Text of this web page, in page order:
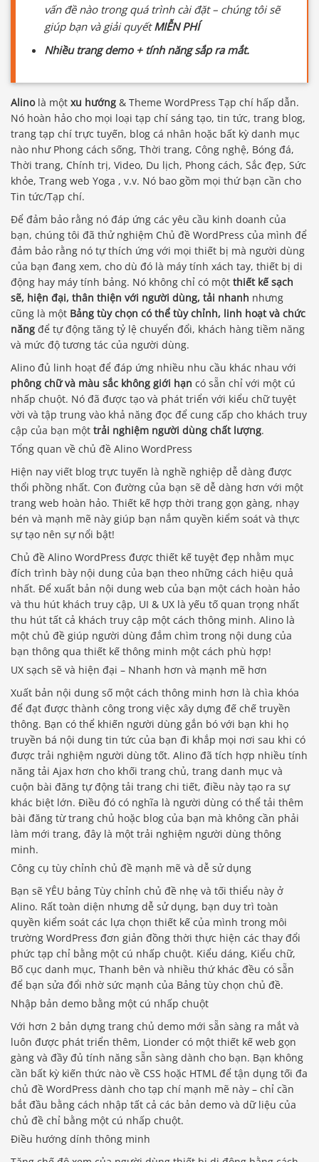
vấn đề nào trong quá trình cài đặt – chúng tôi sẽ
giúp bạn và giải quyếtMIỄN PHÍ
Nhiều trang demo + tính năng sắp ra mắt.
Alinolà một xu hướng & Theme WordPress Tạp chí hấp dẫn.
Nó hoàn hảo cho mọi loại tạp chí sáng tạo, tin tức, trang blog,
trang tạp chí trực tuyến, blog cá nhân hoặc bất kỳ danh mục
nào như Phong cách sống, Thời trang, Công nghệ, Bóng đá,
Thời trang, Chính trị, Video, Du lịch, Phong cách, Sắc đẹp, Sức
khỏe, Trang web Yoga , v.v. Nó bao gồm mọi thứ bạn cần cho
Tin tức/Tạp chí.
Để đảm bảo rằng nó đáp ứng các yêu cầu kinh doanh của
bạn, chúng tôi đã thử nghiệm Chủ đề WordPress của mình để
đảm bảo rằng nó tự thích ứng với mọi thiết bị mà người dùng
của bạn đang xem, cho dù đó là máy tính xách tay, thiết bị di
động hay máy tính bảng. Nó không chỉ có một thiết kế sạch
sẽ, hiện đại, thân thiện với người dùng, tải nhanh nhưng
cũng là một Bảng tùy chọn có thể tùy chỉnh, linh hoạt và chức
năng để tự động tăng tỷ lệ chuyển đổi, khách hàng tiềm năng
và mức độ tương tác của người dùng.
Alino đủ linh hoạt để đáp ứng nhiều nhu cầu khác nhau với
phông chữ và màu sắc không giới hạn có sẵn chỉ với một cú
nhấp chuột. Nó đã được tạo và phát triển với kiểu chữ tuyệt
vời và tập trung vào khả năng đọc để cung cấp cho khách truy
cập của bạn một trải nghiệm người dùng chất lượng.
Tổng quan về chủ đề Alino WordPress
Hiện nay viết blog trực tuyến là nghề nghiệp dễ dàng được
thổi phồng nhất. Con đường của bạn sẽ dễ dàng hơn với một
trang web hoàn hảo. Thiết kế hợp thời trang gọn gàng, nhạy
bén và mạnh mẽ này giúp bạn nắm quyền kiểm soát và thực
sự tạo nên sự nổi bật!
Chủ đề Alino WordPress được thiết kế tuyệt đẹp nhằm mục
đích trình bày nội dung của bạn theo những cách hiệu quả
nhất. Để xuất bản nội dung web của bạn một cách hoàn hảo
và thu hút khách truy cập, UI & UX là yếu tố quan trọng nhất
thu hút tất cả khách truy cập một cách thông minh. Alino là
một chủ đề giúp người dùng đắm chìm trong nội dung của
bạn thông qua thiết kế thông minh một cách phù hợp!
UX sạch sẽ và hiện đại – Nhanh hơn và mạnh mẽ hơn
Xuất bản nội dung số một cách thông minh hơn là chìa khóa
để đạt được thành công trong việc xây dựng đế chế truyền
thông. Bạn có thể khiến người dùng gắn bó với bạn khi họ
truyền bá nội dung tin tức của bạn đi khắp mọi nơi sau khi có
được trải nghiệm người dùng tốt. Alino đã tích hợp nhiều tính
năng tải Ajax hơn cho khối trang chủ, trang danh mục và
cuộn bài đăng tự động tải trang chi tiết, điều này tạo ra sự
khác biệt lớn. Điều đó có nghĩa là người dùng có thể tải thêm
bài đăng từ trang chủ hoặc blog của bạn mà không cần phải
làm mới trang, đây là một trải nghiệm người dùng thông
minh.
Công cụ tùy chỉnh chủ đề mạnh mẽ và dễ sử dụng
Bạn sẽ YÊU bảng Tùy chỉnh chủ đề nhẹ và tối thiểu này ở
Alino. Rất toàn diện nhưng dễ sử dụng, bạn duy trì toàn
quyền kiểm soát các lựa chọn thiết kế của mình trong môi
trường WordPress đơn giản đồng thời thực hiện các thay đổi
phức tạp chỉ bằng một cú nhấp chuột. Kiểu dáng, Kiểu chữ,
Bố cục danh mục, Thanh bên và nhiều thứ khác đều có sẵn
để bạn sửa đổi nhờ sức mạnh của Bảng tùy chọn chủ đề.
Nhập bản demo bằng một cú nhấp chuột
Với hơn 2 bản dựng trang chủ demo mới sẵn sàng ra mắt và
luôn được phát triển thêm, Lionder có một thiết kế web gọn
gàng và đầy đủ tính năng sẵn sàng dành cho bạn. Bạn không
cần bất kỳ kiến ​​thức nào về CSS hoặc HTML để tận dụng tối đa
chủ đề WordPress dành cho tạp chí mạnh mẽ này – chỉ cần
bắt đầu bằng cách nhập tất cả các bản demo và dữ liệu của
chủ đề chỉ bằng một cú nhấp chuột.
Điều hướng dính thông minh